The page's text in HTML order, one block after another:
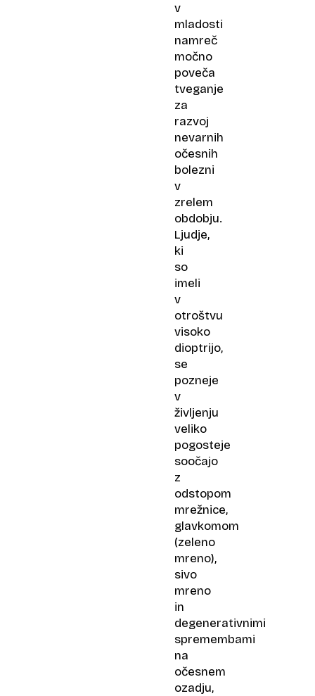
v
mladosti
namreč
močno
poveča
tveganje
za
razvoj
nevarnih
očesnih
bolezni
v
zrelem
obdobju.
Ljudje,
ki
so
imeli
v
otroštvu
visoko
dioptrijo,
se
pozneje
v
življenju
veliko
pogosteje
soočajo
z
odstopom
mrežnice,
glavkomom
(zeleno
mreno),
sivo
mreno
in
degenerativnimi
spremembami
na
očesnem
ozadju,